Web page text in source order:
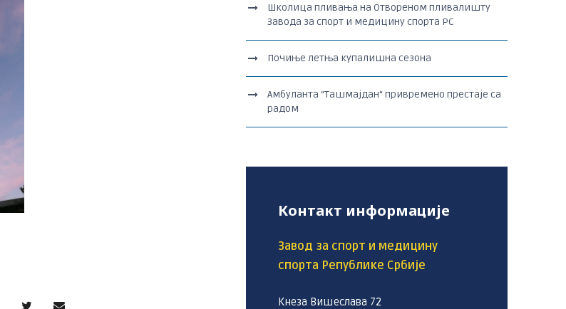
Школица пливања на Отвореном пливалишту
Завода за спорт и медицину спорта РС
Почиње летња купалишна сезона
Амбуланта “Ташмајдан“ привремено престаје са
радом
Контакт информације
Завод за спорт и медицину
спорта Републике Србије
Кнеза Вишеслава 72